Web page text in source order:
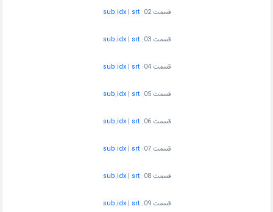
قسمت 02: sub.idx| srt
قسمت 03: sub.idx| srt
قسمت 04: sub.idx| srt
قسمت 05: sub.idx| srt
قسمت 06: sub.idx| srt
قسمت 07: sub.idx| srt
قسمت 08: sub.idx| srt
قسمت 09: sub.idx| srt